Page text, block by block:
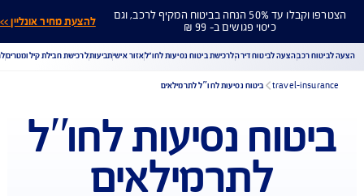
הצטרפו וקבלו עד 50% הנחה בביטוח המקיף לרכב, וגם
כיסוי פגושים ב- 99 ₪ להצעת מחיר אונליין >>
הורדת מסמכי ביטוח רכב
הצעת מחיר לביטוח רכב
מחיר לביטוח דירה
ביטוח נסיעות לחו"ל
ביטוח בריאות
רכב הצעה לביטוח דירה לרכישת ביטוח נסיעות לחו"ל אזור אישי תביעות לרכישת חבילת קילומטרים
נסיעות לחוʺל